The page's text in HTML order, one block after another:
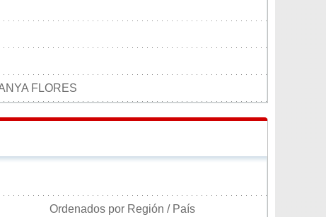
FLORES
Ordenados por Región / País